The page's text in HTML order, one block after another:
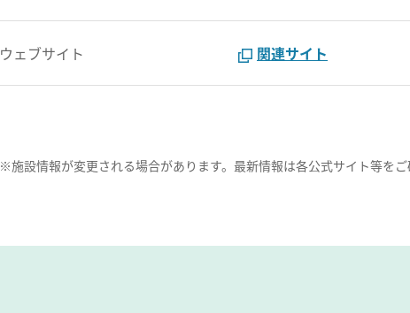
ウェブサイト 関連サイト
※施設情報が変更される場合があります。最新情報は各公式サイト等をご